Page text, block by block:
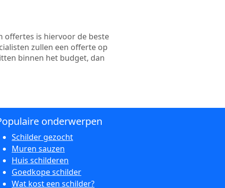
offertes is hiervoor de beste
zullen een offerte op
binnen het budget, dan
onderwerpen
Schilder gezocht
Muren sauzen
Huis schilderen
Goedkope schilder
Wat kost een schilder?